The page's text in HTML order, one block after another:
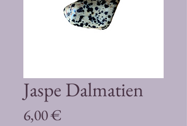
Jaspe Dalmatien
6,00 €Precio